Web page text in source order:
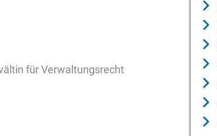
für Verwaltungsrecht